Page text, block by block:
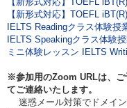
【新形式対応】TOEFL
IELTS Readingクラス体験授
IELTS Speakingクラス体験
ミニ体験レッスン IELTS
※参加用のZoom URLは、ご
てご連絡いたします。
迷惑メール対策でドメイ